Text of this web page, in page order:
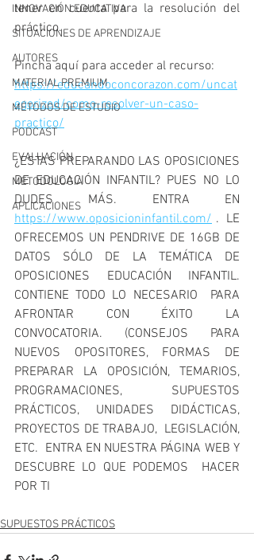
INNOVACIÓN EDUCATIVA
SITUACIONES DE APRENDIZAJE
AUTORES
MATERIAL PREMIUM
MÉTODOS DE ESTUDIO
PODCAST
EVALUACIÓN
METODOLOGIA
APLICACIONES
tener en cuenta para la resolución del
práctico.
Pincha aquí para acceder al recurso:
https://educandoconcorazon.com/uncat
egorized/como-resolver-un-caso-
practico/
¿ESTAS PREPARANDO LAS OPOSICIONES
DE EDUCACIÓN INFANTIL? PUES NO LO
https://www.oposicioninfantil.com/ .  LE
OFRECEMOS UN PENDRIVE DE 16GB DE
DATOS SÓLO DE LA TEMÁTICA DE
OPOSICIONES EDUCACIÓN INFANTIL.
CONTIENE TODO LO NECESARIO  PARA
AFRONTAR CON ÉXITO LA
CONVOCATORIA. (CONSEJOS PARA
NUEVOS OPOSITORES, FORMAS DE
PREPARAR LA OPOSICIÓN, TEMARIOS,
PROGRAMACIONES,  SUPUESTOS
PRÁCTICOS, UNIDADES DIDÁCTICAS,
PROYECTOS DE TRABAJO,  LEGISLACIÓN,
ETC.  ENTRA EN NUESTRA PÁGINA WEB Y
DESCUBRE LO QUE PODEMOS  HACER
POR TI
SUPUESTOS PRÁCTICOS